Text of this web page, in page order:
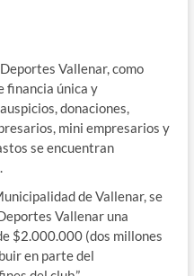
Vallenar, como
financia única y
donaciones,
mini empresarios y
se encuentran
de Vallenar, se
Vallenar una
$2.000.000 (dos millones
en parte del